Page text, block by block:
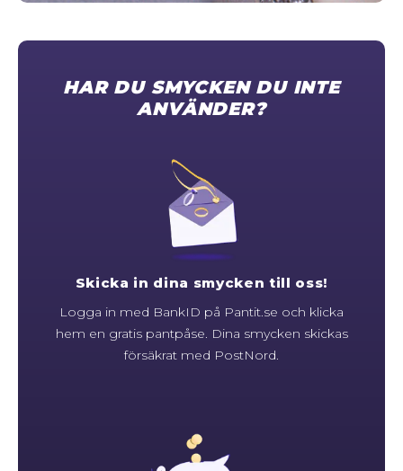
HAR DU SMYCKEN DU INTE
ANVÄNDER?
Skicka in dina smycken till oss!
Logga in med BankID på Pantit.se och klicka
hem en gratis pantpåse. Dina smycken skickas
försäkrat med PostNord.